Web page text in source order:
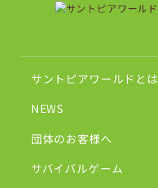
サントピアワールドとは
NEWS
団体のお客様へ
サバイバルゲーム